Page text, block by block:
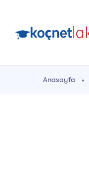
Anasayfa